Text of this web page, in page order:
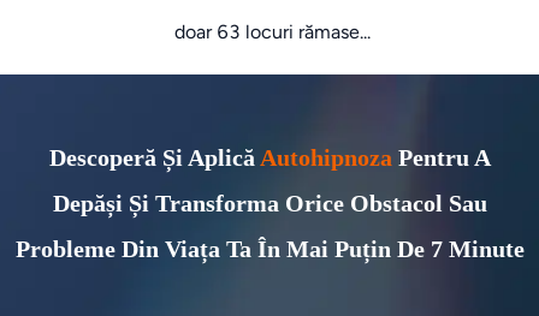
doar 63 locuri rămase...
Descoperă Și Aplică Autohipnoza Pentru A
Depăși Și Transforma Orice Obstacol Sau
Probleme Din Viața Ta În Mai Puțin De 7 Minute